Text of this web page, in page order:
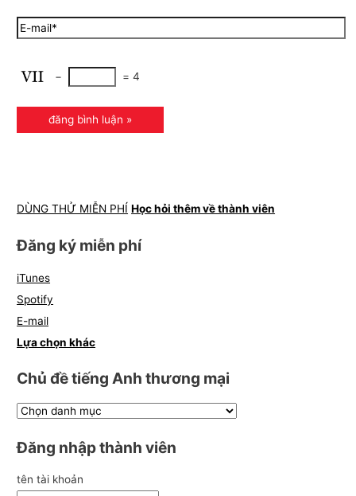
− = 4
DÙNG THỬ MIỄN PHÍ Học hỏi thêm về thành viên
Đăng ký miễn phí
iTunes
Spotify
E-mail
Lựa chọn khác
Chủ đề tiếng Anh thương mại
Đăng nhập thành viên
tên tài khoản